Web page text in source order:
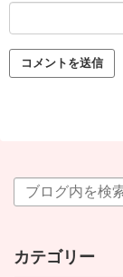
カテゴリー